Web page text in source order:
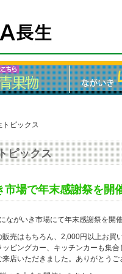
トピックス
ピックス
市場で年末感謝祭を開
ながいき市場にて年末感謝祭を開催
売はもちろん、2,000円以上お買
ッピングカー、キッチンカーも集合
店いただきました。ありがとうご